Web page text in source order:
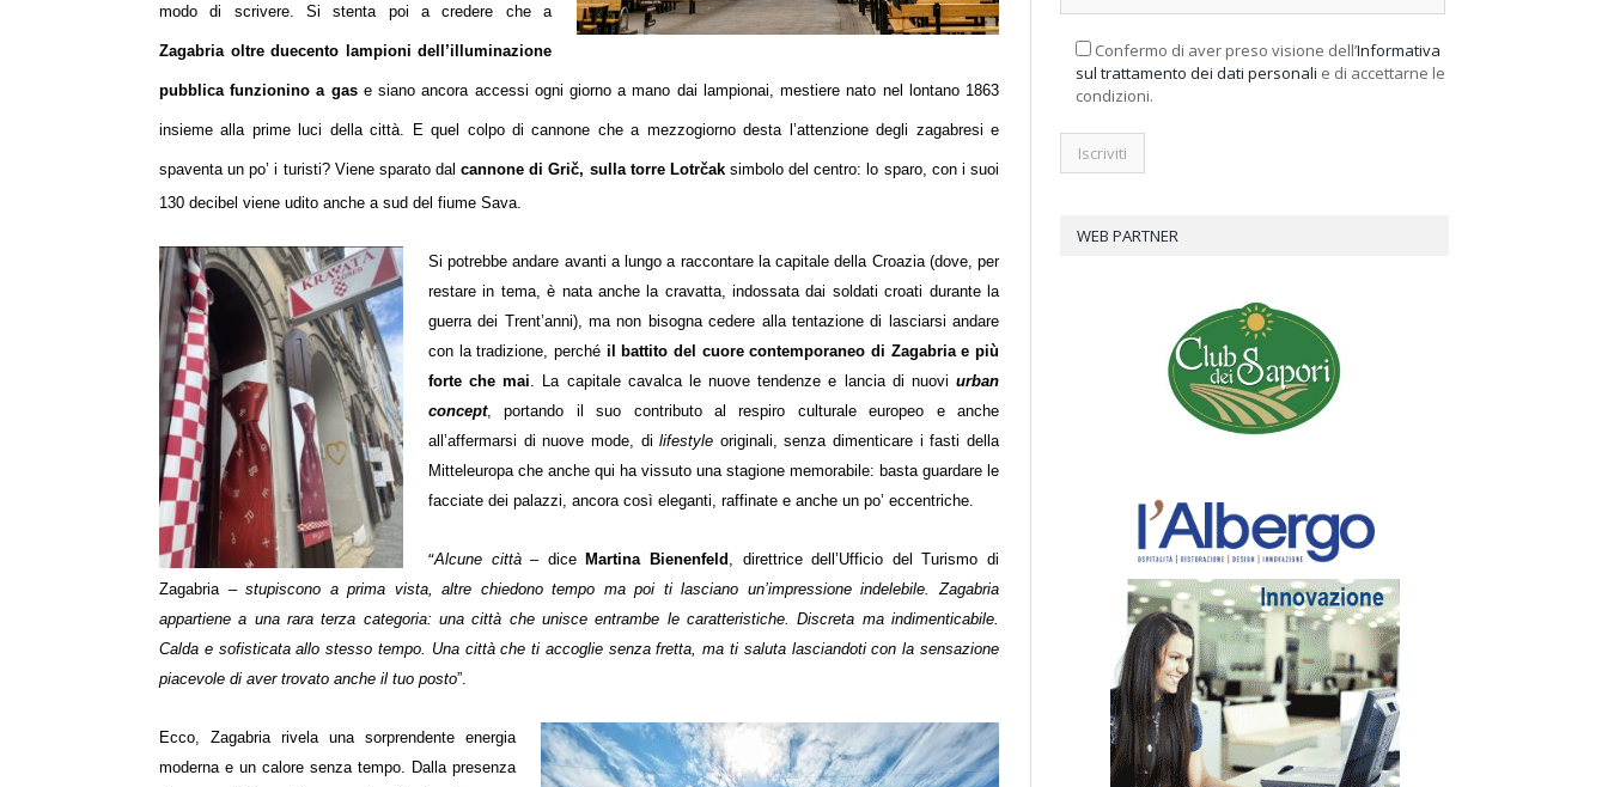
modo di scrivere. Si stenta poi a credere che a
Zagabria oltre duecento lampioni dell’illuminazione
pubblica funzionino a gase siano ancora accessi ogni giorno a mano dai lampionai, mestiere nato nel lontano 1863
insieme alla prime luci della città. E quel colpo di cannone che a mezzogiorno desta l’attenzione degli zagabresi e
spaventa un po’ i turisti? Viene sparato dalcannone di Grič, sulla torre Lotrčaksimbolo del centro: lo sparo, con i suoi
130 decibel viene udito anche a sud del fiume Sava.
Si potrebbe andare avanti a lungo a raccontare la capitale della Croazia (dove, per
restare in tema, è nata anche la cravatta, indossata dai soldati croati durante la
guerra dei Trent’anni), ma non bisogna cedere alla tentazione di lasciarsi andare
con la tradizione, perché il battito del cuore contemporaneo di Zagabria e più
forte che mai. La capitale cavalca le nuove tendenze e lancia di nuoviurban
concept, portando il suo contributo al respiro culturale europeo e anche
all’affermarsi di nuove mode, dilifestyle originali, senza dimenticare i fasti della
Mitteleuropa che anche qui ha vissuto una stagione memorabile: basta guardare le
facciate dei palazzi, ancora così eleganti, raffinate e anche un po’ eccentriche.
“Alcune città– dice Martina Bienenfeld , direttrice dell’Ufficio del Turismo di
Zagabria –stupiscono a prima vista, altre chiedono tempo ma poi ti lasciano un’impressione indelebile. Zagabria
appartiene a una rara terza categoria: una città che unisce entrambe le caratteristiche. Discreta ma indimenticabile.
Calda e sofisticata allo stesso tempo. Una città che ti accoglie senza fretta, ma ti saluta lasciandoti con la sensazione
piacevole di aver trovato anche il tuo posto”.
Ecco, Zagabria rivela una sorprendente energia
moderna e un calore senza tempo. Dalla presenza
Confermo di aver preso visione dell’Informativa
sul trattamento dei dati personali e di accettarne le
condizioni.
WEB PARTNER